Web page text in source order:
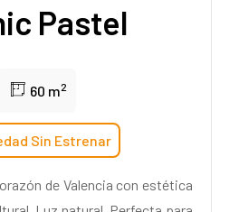
Pastel
60 m2
Sin Estrenar
de Valencia con estética